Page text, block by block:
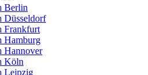
Berlin
Düsseldorf
Frankfurt
Hamburg
Hannover
Köln
Leipzig